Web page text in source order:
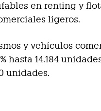
en renting y
ligeros.
y vehículos
hasta 14.184
unidades.